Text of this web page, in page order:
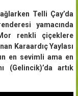
Telli Çay’da
yamacında
renkli çiçeklere
Karaardıç Yaylası
en sevimli ama en
(Gelincik)’da artık